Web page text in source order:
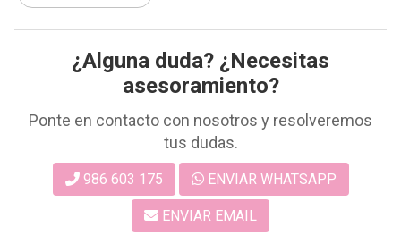
¿Alguna duda? ¿Necesitas
asesoramiento?
Ponte en contacto con nosotros y resolveremos
tus dudas.
986 603 175 ENVIAR WHATSAPP
ENVIAR EMAIL